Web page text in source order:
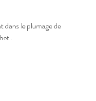
dans le plumage de
.